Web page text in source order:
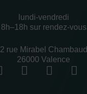
lundi-vendredi
8h–18h sur rendez-vous
2 rue Mirabel Chambaud
26000 Valence